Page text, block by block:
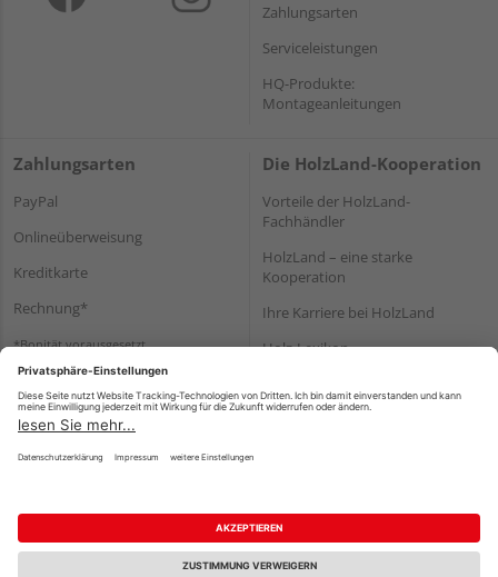
Zahlungsarten
Serviceleistungen
HQ-Produkte:
Montageanleitungen
Zahlungsarten
PayPal
Onlineüberweisung
Kreditkarte
Rechnung*
*Bonität vorausgesetzt
Die HolzLand-Kooperation
Vorteile der HolzLand-
Fachhändler
HolzLand – eine starke
Kooperation
Ihre Karriere bei HolzLand
Holz-Lexikon
Impressum Datenschutz
Nutzungsbedingungen
Barrierefreiheitserklärung
Vertrag widerrufen